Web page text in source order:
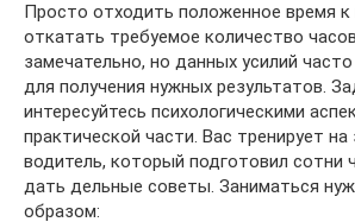
Просто отходить положенное время к
откатать требуемое количество
замечательно, но данных усилий
для получения нужных результатов.
интересуйтесь психологическими
практической части. Вас тренирует
водитель, который подготовил сотни
дать дельные советы. Заниматься
образом: